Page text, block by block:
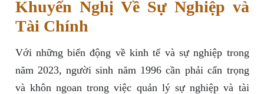
Khuyến Nghị Về Sự Nghiệp và
Tài Chính
Với những biến động về kinh tế và sự nghiệp trong
năm 2023, người sinh năm 1996 cần phải cẩn trọng
và khôn ngoan trong việc quản lý sự nghiệp và tài